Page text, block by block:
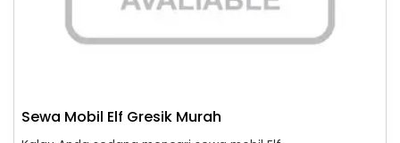
Sewa Mobil Elf Gresik Murah